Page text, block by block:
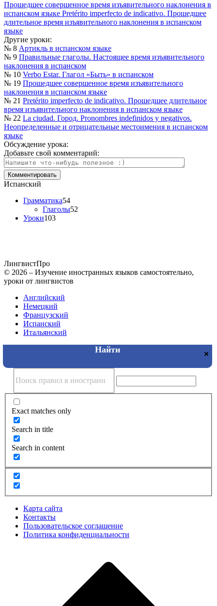
Прошедшее совершенное время изъявительного наклонения в
испанском языке Pretérito imperfecto de indicativo. Прошедшее
длительное время изъявительного наклонения в испанском
языке
Другие уроки:
№ 8 Артикль в испанском языке
№ 9 Правильные глаголы. Настоящее время изъявительного
наклонения в испанском
№ 10 Verbo Estar. Глагол «Быть» в испанском
№ 19 Прошедшее совершенное время изъявительного
наклонения в испанском языке
№ 21 Pretérito imperfecto de indicativo. Прошедшее длительное
время изъявительного наклонения в испанском языке
№ 22 La ciudad. Город. Pronombres indefinidos y negativos.
Неопределенные и отрицательные местоимения в испанском
языке
Обсуждение урока:
Добавьте свой комментарий:
Испанский
Грамматика54
Глаголы52
Уроки103
ЛингвистПро
© 2026 – Изучение иностранных языков самостоятельно,
уроки от лингвистов
Английский
Немецкий
Французский
Испанский
Итальянский
Exact matches only
Search in title
Search in content
Карта сайта
Контакты
Пользовательское соглашение
Политика конфиденциальности